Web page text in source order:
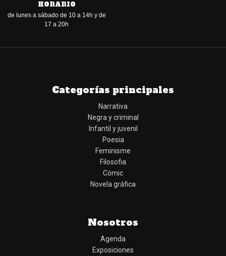
HORARIO
de lunes a sábado de 10 a 14h y de
17 a 20h
Categorías principales
Narrativa
Negra y criminal
Infantil y juvenil
Poesia
Feminisme
Filosofia
Cómic
Novela gráfica
Nosotros
Agenda
Exposiciones